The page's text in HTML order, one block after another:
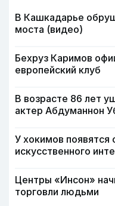
В Кашкадарье
моста (видео)
Бехруз Каримов
европейский клуб
В возрасте 86 лет
актер Абдуманнон
У хокимов появятся
искусственного
Центры «Инсон»
торговли людьми